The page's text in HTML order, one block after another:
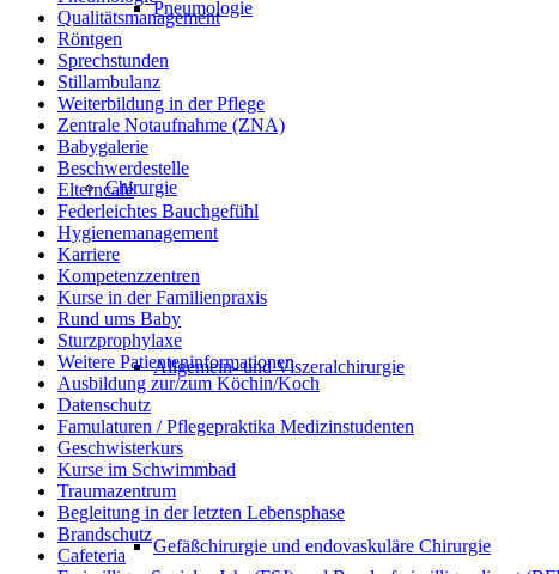
Pneumologie
Chirurgie
Allgemein- und Viszeralchirurgie
Gefäßchirurgie und endovaskuläre Chirurgie
Qualitätsmanagement
Röntgen
Sprechstunden
Stillambulanz
Weiterbildung in der Pflege
Zentrale Notaufnahme (ZNA)
Babygalerie
Beschwerdestelle
Elterncafé
Federleichtes Bauchgefühl
Hygienemanagement
Karriere
Kompetenzzentren
Kurse in der Familienpraxis
Rund ums Baby
Sturzprophylaxe
Weitere Patienteninformationen
Ausbildung zur/zum Köchin/Koch
Datenschutz
Famulaturen / Pflegepraktika Medizinstudenten
Geschwisterkurs
Kurse im Schwimmbad
Traumazentrum
Begleitung in der letzten Lebensphase
Brandschutz
Cafeteria